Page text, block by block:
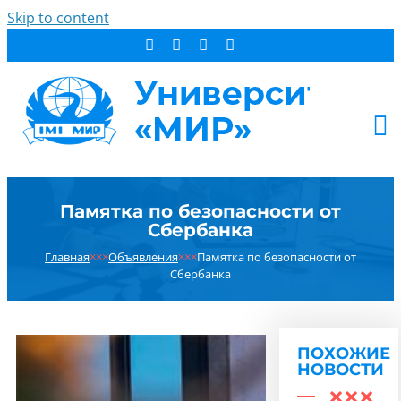
Skip to content
СТУДЕНТУ
НОВОСТИ
РЕЗУЛЬТАТ ПОИСКА:
Памятка по безопасности от
Сбербанка
Главная×××Объявления×××Памятка по безопасности от
Сбербанка
ПОХОЖИЕ
НОВОСТИ